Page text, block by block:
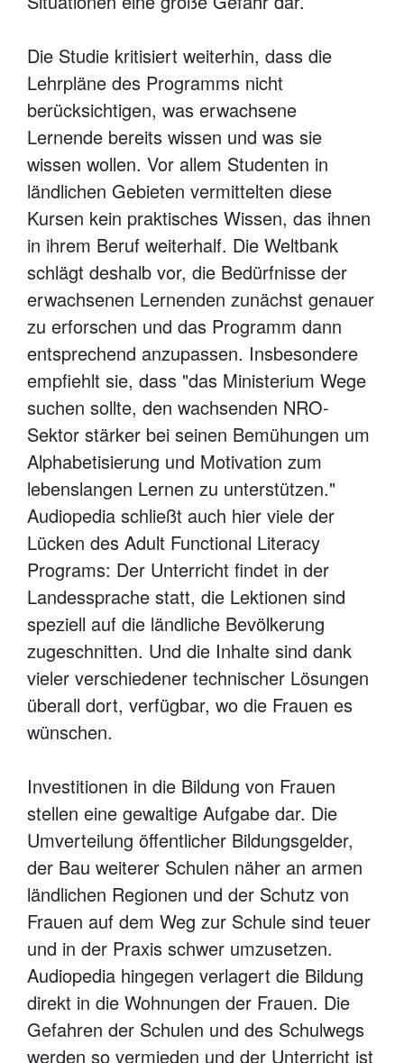
Die Studie kritisiert weiterhin, dass die
Lehrpläne des Programms nicht
berücksichtigen, was erwachsene
Lernende bereits wissen und was sie
wissen wollen. Vor allem Studenten in
ländlichen Gebieten vermittelten diese
Kursen kein praktisches Wissen, das ihnen
in ihrem Beruf weiterhalf. Die Weltbank
schlägt deshalb vor, die Bedürfnisse der
erwachsenen Lernenden zunächst genauer
zu erforschen und das Programm dann
entsprechend anzupassen. Insbesondere
empfiehlt sie, dass "das Ministerium Wege
suchen sollte, den wachsenden NRO-
Sektor stärker bei seinen Bemühungen um
Alphabetisierung und Motivation zum
lebenslangen Lernen zu unterstützen."
Audiopedia schließt auch hier viele der
Lücken des Adult Functional Literacy
Programs: Der Unterricht findet in der
Landessprache statt, die Lektionen sind
speziell auf die ländliche Bevölkerung
zugeschnitten. Und die Inhalte sind dank
vieler verschiedener technischer Lösungen
überall dort, verfügbar, wo die Frauen es
wünschen.
Investitionen in die Bildung von Frauen
stellen eine gewaltige Aufgabe dar. Die
Umverteilung öffentlicher Bildungsgelder,
der Bau weiterer Schulen näher an armen
ländlichen Regionen und der Schutz von
Frauen auf dem Weg zur Schule sind teuer
und in der Praxis schwer umzusetzen.
Audiopedia hingegen verlagert die Bildung
direkt in die Wohnungen der Frauen. Die
Gefahren der Schulen und des Schulwegs
werden so vermieden und der Unterricht ist